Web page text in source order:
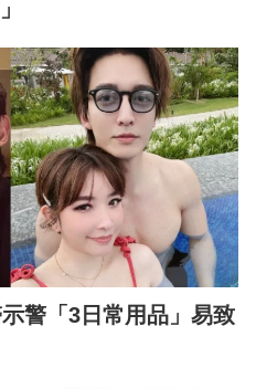
警「3日常用品」易致